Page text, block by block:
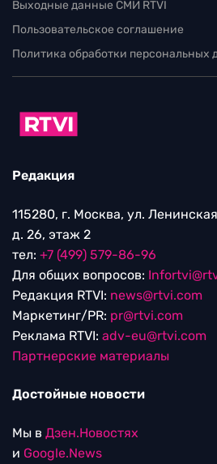
Выходные данные СМИ RTVI
Пользовательское соглашение
Политика обработки персональных
Редакция
115280, г. Москва, ул.
д. 26, этаж 2
тел: +7 (499) 579-86-96
Для общих вопросов:
Редакция RTVI: news@rtvi.com
Маркетинг/PR: pr@rtvi.com
Реклама RTVI: adv-eu@rtvi.com
Партнерские материалы
Достойные новости
Мы в Дзен.Новостях
и Google.News